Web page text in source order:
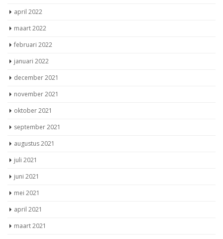
april 2022
maart 2022
februari 2022
januari 2022
december 2021
november 2021
oktober 2021
september 2021
augustus 2021
juli 2021
juni 2021
mei 2021
april 2021
maart 2021